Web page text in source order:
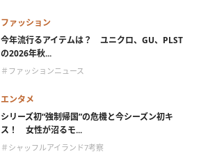
ファッション
今年流行るアイテムは？ ユニクロ、GU、PLST
の2026年秋...
＃ファッションニュース
エンタメ
シリーズ初“強制帰国”の危機と今シーズン初キ
ス！ 女性が沼るモ...
＃シャッフルアイランド7考察